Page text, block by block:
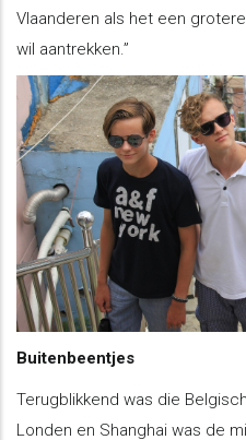
Vlaanderen als het een
wil aantrekken.”
Buitenbeentjes
Terugblikkend was die
Londen en Shanghai was de